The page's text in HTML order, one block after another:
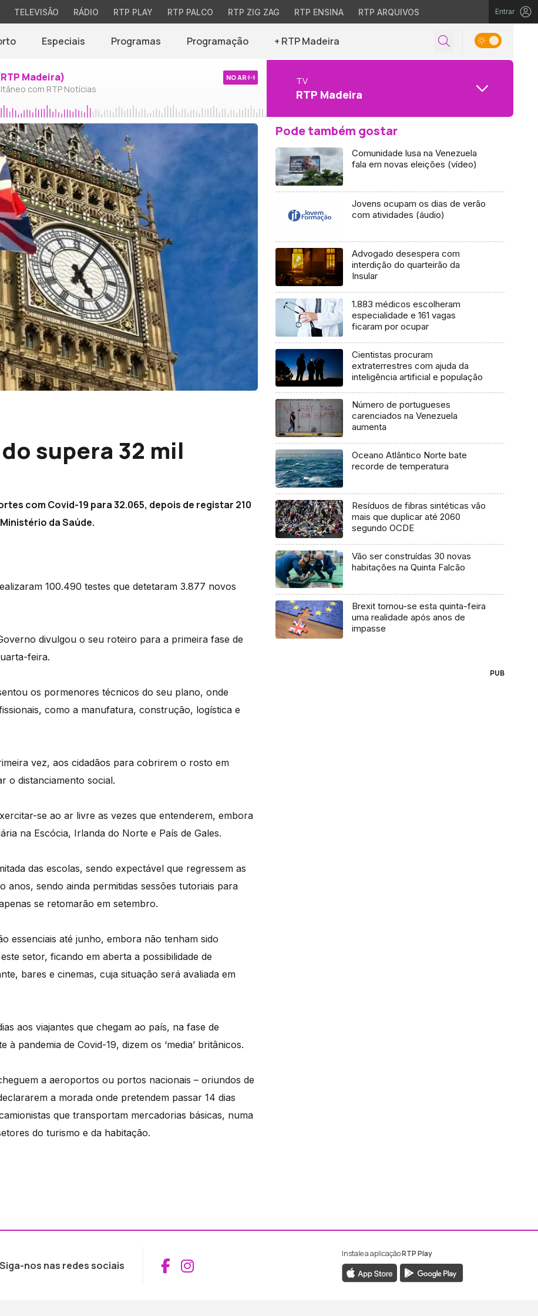
TELEVISÃO RÁDIO RTP PLAY RTP PALCO RTP ZIG ZAG RTP ENSINA RTP ARQUIVOS Entrar
Especiais Programas Programação + RTP Madeira
Madeira)
com RTP Notícias
NO AR TV
RTP Madeira
supera 32 mil
com Covid-19 para 32.065, depois de registar 210
da Saúde.
100.490 testes que detetaram 3.877 novos
divulgou o seu roteiro para a primeira fase de
feira.
os pormenores técnicos do seu plano, onde
como a manufatura, construção, logística e
vez, aos cidadãos para cobrirem o rosto em
o distanciamento social.
se ao ar livre as vezes que entenderem, embora
na Escócia, Irlanda do Norte e País de Gales.
das escolas, sendo expectável que regressem as
sendo ainda permitidas sessões tutoriais para
se retomarão em setembro.
essenciais até junho, embora não tenham sido
setor, ficando em aberta a possibilidade de
bares e cinemas, cuja situação será avaliada em
aos viajantes que chegam ao país, na fase de
pandemia de Covid-19, dizem os ‘media’ britânicos.
a aeroportos ou portos nacionais – oriundos de
a morada onde pretendem passar 14 dias
que transportam mercadorias básicas, numa
do turismo e da habitação.
Pode também gostar
Comunidade lusa na Venezuela
fala em novas eleições (vídeo)
Jovens ocupam os dias de verão
com atividades (áudio)
Advogado desespera com
interdição do quarteirão da
Insular
1.883 médicos escolheram
especialidade e 161 vagas
ficaram por ocupar
Cientistas procuram
extraterrestres com ajuda da
inteligência artificial e população
Número de portugueses
carenciados na Venezuela
aumenta
Oceano Atlântico Norte bate
recorde de temperatura
Resíduos de fibras sintéticas vão
mais que duplicar até 2060
segundo OCDE
Vão ser construídas 30 novas
habitações na Quinta Falcão
Brexit tornou-se esta quinta-feira
uma realidade após anos de
impasse
PUB
Siga-nos nas redes sociais Aceder ao Facebook da RTP Madeira
Aceder ao Instagram da RTP Madeira
Instale a aplicaçãoRTP Play